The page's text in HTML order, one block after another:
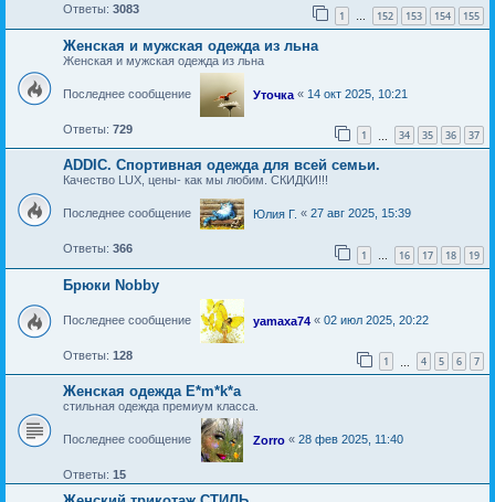
Ответы: 3083 1 … 152 153 154 155
Женская и мужская одежда из льна
Женская и мужская одежда из льна
Последнее сообщение Уточка « 14 окт 2025, 10:21
Ответы: 729 1 34 35 36 37
ADDIC. Спортивная одежда для всей семьи.
Качество LUX, цены- как мы любим. СКИДКИ!!!
Последнее сообщение Юлия Г. « 27 авг 2025, 15:39
Ответы: 366 1 … 16 17 18 19
Брюки Nobby
Последнее сообщение yamaxa74 « 02 июл 2025, 20:22
Ответы: 128 1 4 5 6 7
Женская одежда E*m*k*a
стильная одежда премиум класса.
Последнее сообщение Zorro « 28 фев 2025, 11:40
Ответы: 15